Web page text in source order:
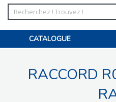
CATALOGUE
ACCESSOIRES
RACCORD